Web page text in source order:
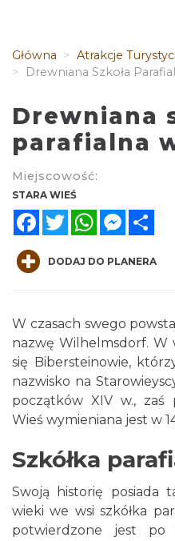
Główna
Atrakcje
Drewniana Szkoła
Drewniana
parafialna
Miejscowość:
STARA WIEŚ
FacebookTwitterWhatsApp
DODAJ DO PLANERA
W czasach swego
nazwę Wilhelmsdorf. W
się Bibersteinowie,
nazwisko na
początków XIV w., zaś
Wieś wymieniana jest w
Szkółka
Swoją historię posiada
wieki we wsi szkółka
potwierdzone jest po